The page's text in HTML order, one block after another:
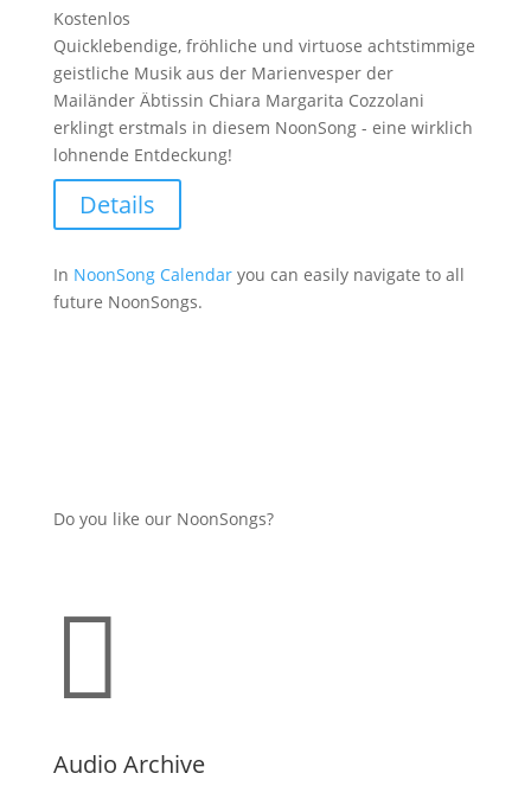
Kostenlos
Quicklebendige, fröhliche und virtuose achtstimmige
geistliche Musik aus der Marienvesper der
Mailänder Äbtissin Chiara Margarita Cozzolani
erklingt erstmals in diesem NoonSong - eine wirklich
lohnende Entdeckung!
Details
In NoonSong Calendaryou can easily navigate to all
future NoonSongs.
Do you like our NoonSongs?

Audio Archive